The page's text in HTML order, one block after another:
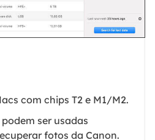
com chips T2 e M1/M2.
ser usadas
fotos da Canon.